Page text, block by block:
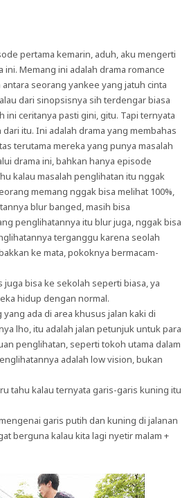
pertama kemarin, aduh, aku mengerti
ini. Memang ini adalah drama romance
seorang yankee yang jatuh cinta
dari sinopsisnya sih terdengar biasa
ini ceritanya pasti gini, gitu. Tapi ternyata
itu. Ini adalah drama yang membahas
terutama mereka yang punya masalah
drama ini, bahkan hanya episode
kalau masalah penglihatan itu nggak
memang nggak bisa melihat 100%,
blur banged, masih bisa
penglihatannya itu blur juga, nggak bisa
terganggu karena seolah
ke mata, pokoknya bermacam-
juga bisa ke sekolah seperti biasa, ya
hidup dengan normal.
ada di area khusus jalan kaki di
lho, itu adalah jalan petunjuk untuk para
penglihatan, seperti tokoh utama dalam
adalah low vision, bukan
tahu kalau ternyata garis-garis kuning itu
garis putih dan kuning di jalanan
berguna kalau kita lagi nyetir malam +